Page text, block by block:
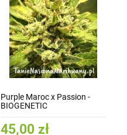
Purple Maroc x Passion -
BIOGENETIC
45,00 zł